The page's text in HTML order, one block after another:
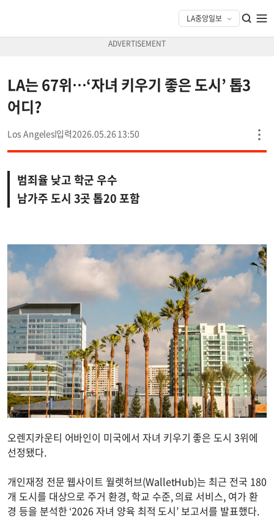
LA는 67위…‘자녀 키우기 좋은 도시’ 톱3
어디?
Los Angeles 2026.05.26 13:50
범죄율 낮고 학군 우수
남가주 도시 3곳 톱20 포함
오렌지카운티 어바인이 미국에서 자녀 키우기 좋은 도시 3위에
선정됐다.
개인재정 전문 웹사이트 월렛허브(WalletHub)는 최근 전국 180
개 도시를 대상으로 주거 환경, 학교 수준, 의료 서비스, 여가 환
경 등을 분석한 ‘2026 자녀 양육 최적 도시’ 보고서를 발표했다.